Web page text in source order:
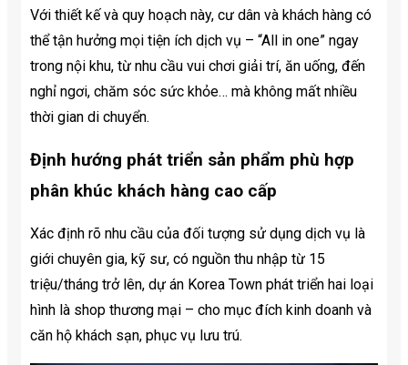
Với thiết kế và quy hoạch này, cư dân và khách hàng có
thể tận hưởng mọi tiện ích dịch vụ – “All in one” ngay
trong nội khu, từ nhu cầu vui chơi giải trí, ăn uống, đến
nghỉ ngơi, chăm sóc sức khỏe… mà không mất nhiều
thời gian di chuyển.
Định hướng phát triển sản phẩm phù hợp
phân khúc khách hàng cao cấp
Xác định rõ nhu cầu của đối tượng sử dụng dịch vụ là
giới chuyên gia, kỹ sư, có nguồn thu nhập từ 15
triệu/tháng trở lên, dự án Korea Town phát triển hai loại
hình là shop thương mại – cho mục đích kinh doanh và
căn hộ khách sạn, phục vụ lưu trú.